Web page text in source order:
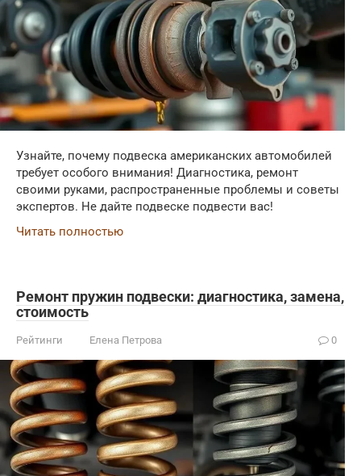
Узнайте, почему подвеска американских автомобилей
требует особого внимания! Диагностика, ремонт
своими руками, распространенные проблемы и советы
экспертов. Не дайте подвеске подвести вас!
Читать полностью
Ремонт пружин подвески: диагностика, замена,
стоимость
Рейтинги Елена Петрова 0